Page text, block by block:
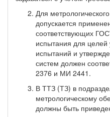
Для
допускается
соответствующих
испытания для
испытаний и
систем должен
2376 и МИ 2441.
В ТТЗ (ТЗ) в
метрологическому
должны быть